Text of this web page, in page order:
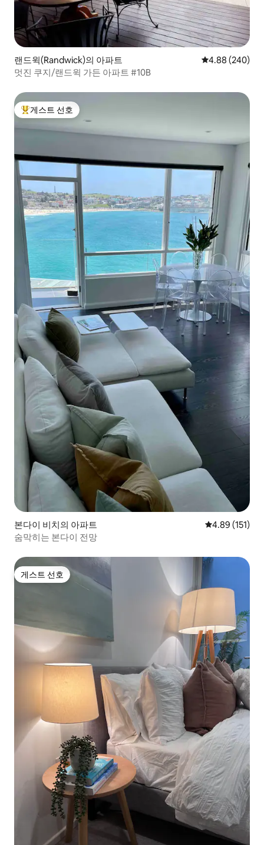
랜드윅(Randwick)의 아파트 평점 4.88점(5
4.88 (240)
멋진 쿠지/랜드윅 가든 아파트 #10B
상위 게스트 선호
게스트 선호
본다이 비치의 아파트 평점 4.89점(5
4.89 (151)
숨막히는 본다이 전망
게스트 선호
게스트 선호